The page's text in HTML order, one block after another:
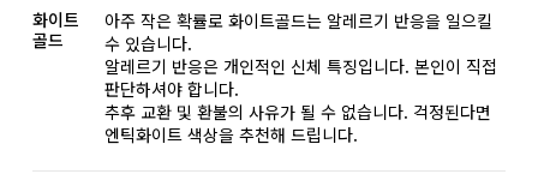
화이트
골드
아주 작은 확률로 화이트골드는 알레르기 반응을 일으킬
수 있습니다.
알레르기 반응은 개인적인 신체 특징입니다. 본인이 직접
판단하셔야 합니다.
추후 교환 및 환불의 사유가 될 수 없습니다. 걱정된다면
엔틱화이트 색상을 추천해 드립니다.